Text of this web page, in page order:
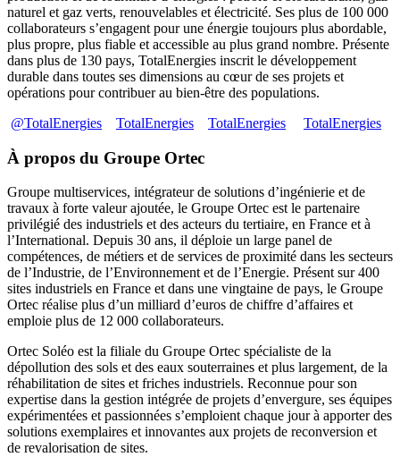
naturel et gaz verts, renouvelables et électricité. Ses plus de 100 000
collaborateurs s’engagent pour une énergie toujours plus abordable,
plus propre, plus fiable et accessible au plus grand nombre. Présente
dans plus de 130 pays, TotalEnergies inscrit le développement
durable dans toutes ses dimensions au cœur de ses projets et
opérations pour contribuer au bien-être des populations.
@TotalEnergies
TotalEnergies TotalEnergies TotalEnergies
À propos du Groupe Ortec
Groupe multiservices, intégrateur de solutions d’ingénierie et de
travaux à forte valeur ajoutée, le Groupe Ortec est le partenaire
privilégié des industriels et des acteurs du tertiaire, en France et à
l’International. Depuis 30 ans, il déploie un large panel de
compétences, de métiers et de services de proximité dans les secteurs
de l’Industrie, de l’Environnement et de l’Energie. Présent sur 400
sites industriels en France et dans une vingtaine de pays, le Groupe
Ortec réalise plus d’un milliard d’euros de chiffre d’affaires et
emploie plus de 12 000 collaborateurs.
Ortec Soléo est la filiale du Groupe Ortec spécialiste de la
dépollution des sols et des eaux souterraines et plus largement, de la
réhabilitation de sites et friches industriels. Reconnue pour son
expertise dans la gestion intégrée de projets d’envergure, ses équipes
expérimentées et passionnées s’emploient chaque jour à apporter des
solutions exemplaires et innovantes aux projets de reconversion et
de revalorisation de sites.